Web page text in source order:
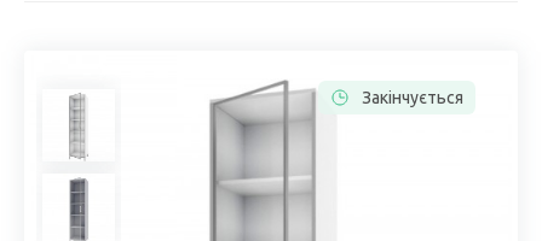
Закінчується